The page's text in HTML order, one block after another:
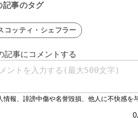
記事のタグ
コッティ・シェフラー